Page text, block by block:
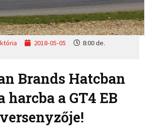
2018-05-05
8:00 de.
Brands Hatcban
harcba a GT4 EB